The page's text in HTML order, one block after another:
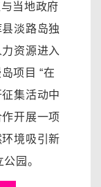
当地政府
淡路岛独
资源进入
项目 “在
集活动中
开展一项
境吸引新
园。